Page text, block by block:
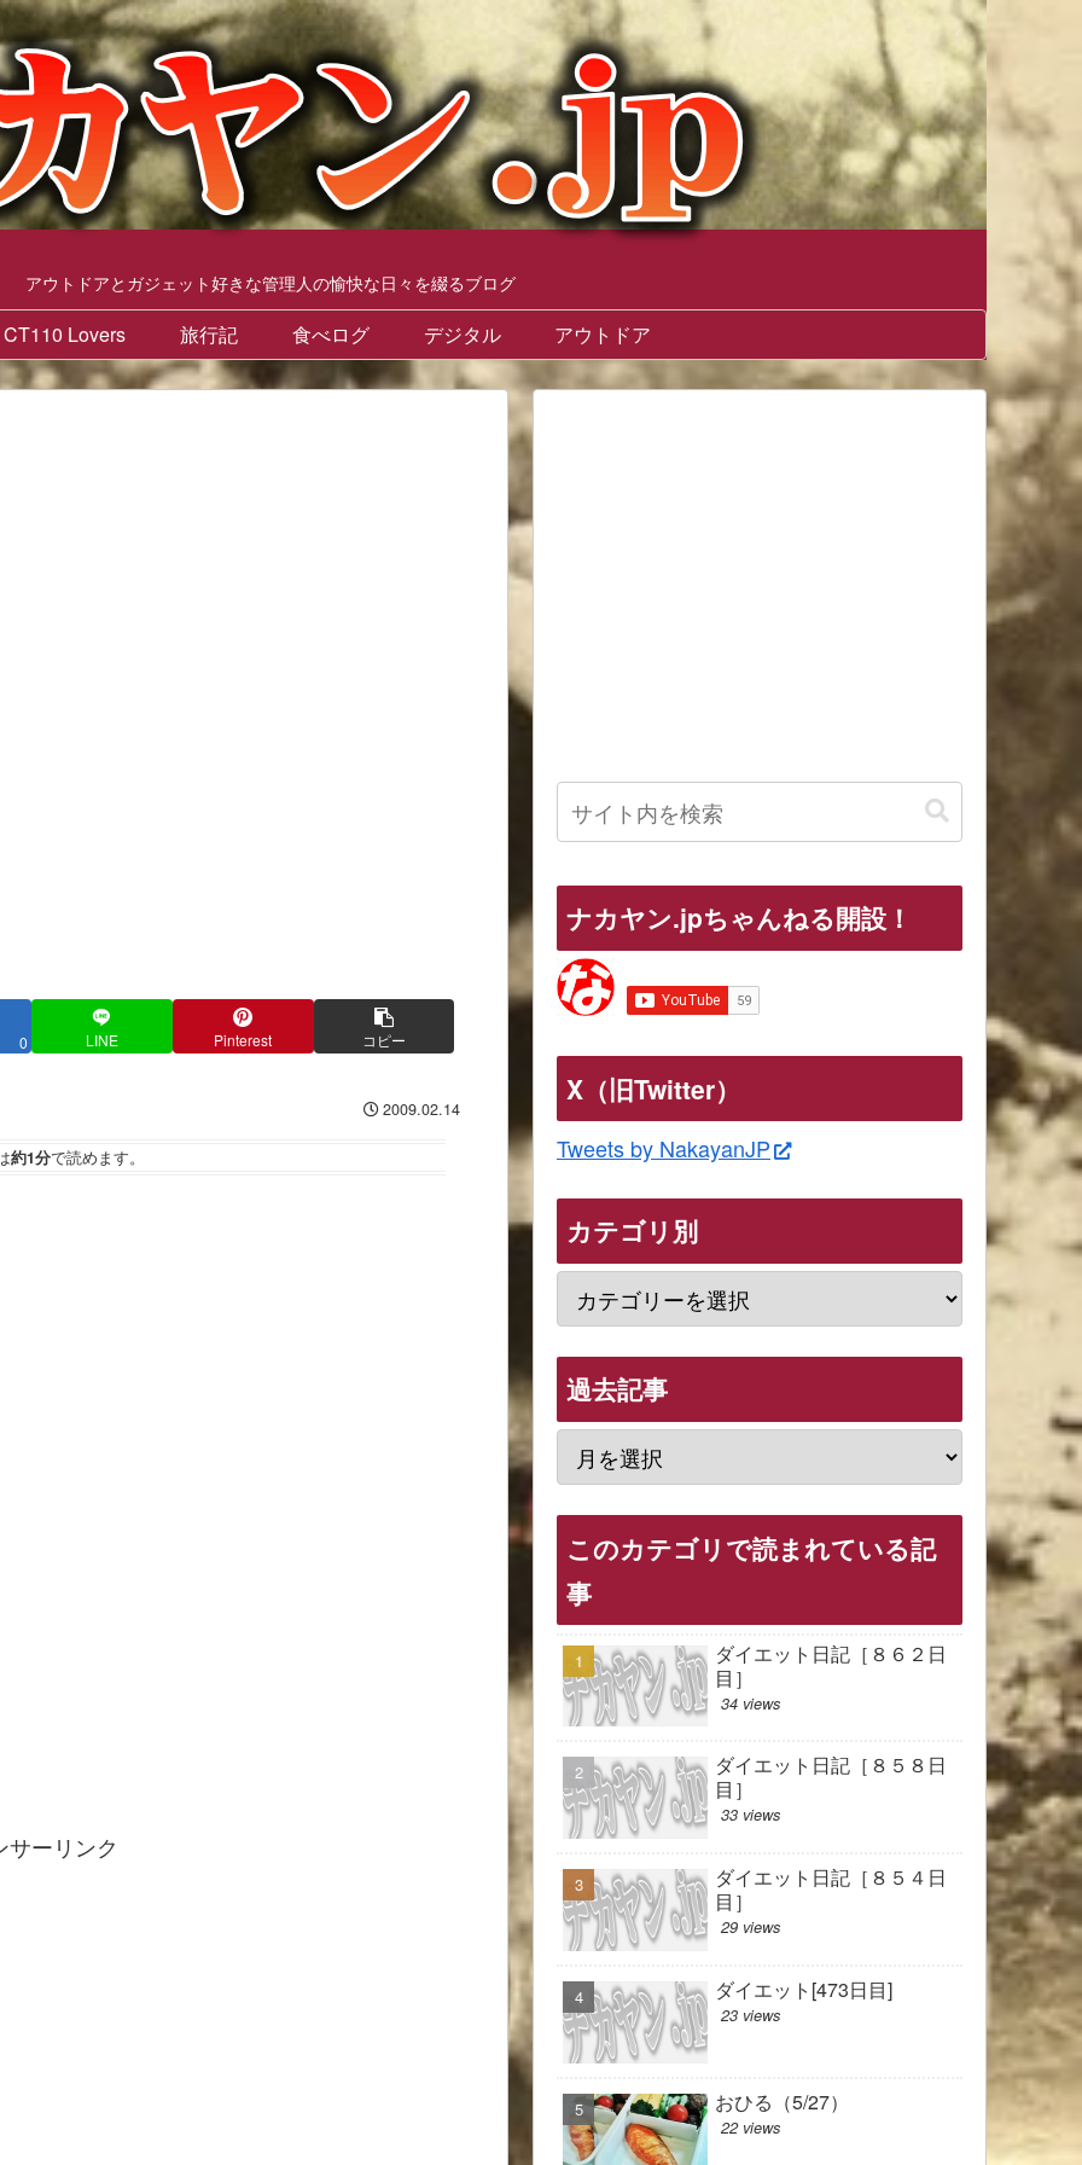
アウトドアとガジェット好きな管理人の愉快な日々を綴るブログ
CT110 Lovers 旅行記 食べログ デジタル アウトドア
0 LINE Pinterest コピー
2009.02.14
約1分で読めます。
サーリンク
ナカヤン.jpちゃんねる開設！
X（旧Twitter）
Tweets by NakayanJP
カテゴリ別
過去記事
このカテゴリで読まれている記
事
ダイエット日記［８６２日
目］
34 views
ダイエット日記［８５８日
目］
33 views
ダイエット日記［８５４日
目］
29 views
ダイエット[473日目]
23 views
おひる（5/27）
22 views